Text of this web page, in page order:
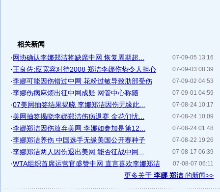
相关新闻
07-09-05 13:16
·网协确认李娜郑洁将缺席中网 恢复周期超...
07-09-03 08:39
·王良佐:应宽容对待2008 郑洁李娜伤势令人担心
07-09-02 04:53
·李娜可能因伤错过中网 花粉过敏导致肋部受伤
07-09-01 04:59
·李娜伤病麻烦出征中网成疑 网管中心称随...
07-08-24 10:17
·07美网抽签结果揭晓 李娜郑洁因伤无缘此...
07-08-24 10:09
·美网抽签揭晓李娜郑洁伤病退赛 金花们忧...
07-08-24 01:48
·李娜郑洁因伤放弃美网 李娜如参加是第12...
07-08-22 19:26
·李娜郑洁养伤 中国选手无缘美国公开赛种子
07-08-17 06:39
·李娜郑洁两人因伤退出美网 能否征战中网...
07-08-07 06:11
·WTA组织首席运营官盛赞中网 直言喜欢李娜郑洁
更多关于 李娜 郑洁的新闻>>